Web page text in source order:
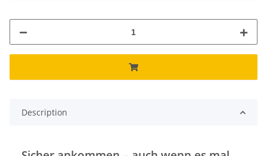
Description